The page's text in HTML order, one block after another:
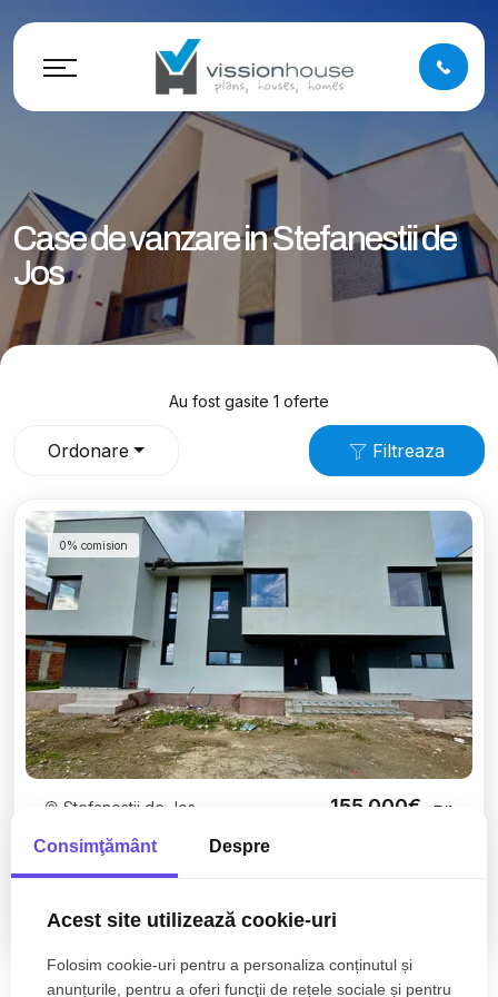
Case de vanzare in Stefanestii de
Jos
Au fost gasite 1 oferte
Ordonare Filtreaza
0% comision
Vile Insiruite P+1 în Ștefăneștii de Jos – GreenDale
Residence 2026
Stefanestii de Jos 155.000€ + TVA
4 camere 3 bai 103mp
Consimţământ Despre
Acest site utilizează cookie-uri
Folosim cookie-uri pentru a personaliza conținutul și
anunțurile, pentru a oferi funcţii de rețele sociale și pentru